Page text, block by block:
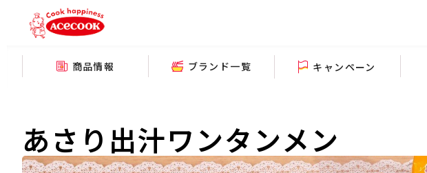
商品情報 ブランド一覧 キャンペーン
あさり出汁ワンタンメン